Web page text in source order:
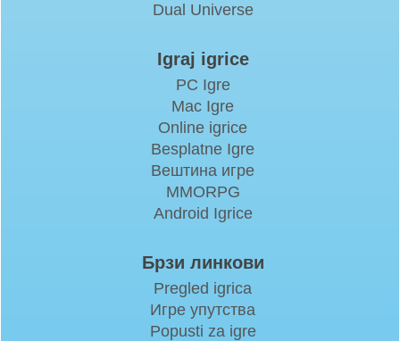
Dual Universe
Igraj igrice
PC Igre
Mac Igre
Online igrice
Besplatne Igre
Вештина игре
MMORPG
Android Igrice
Брзи линкови
Pregled igrica
Игре упутства
Popusti za igre